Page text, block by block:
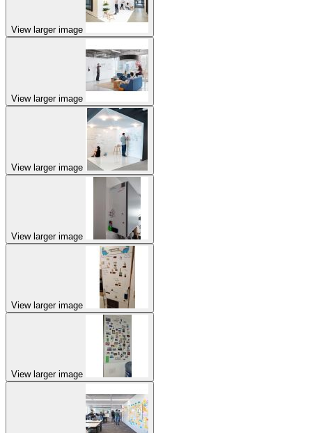
View larger image
View larger image
View larger image
View larger image
View larger image
View larger image